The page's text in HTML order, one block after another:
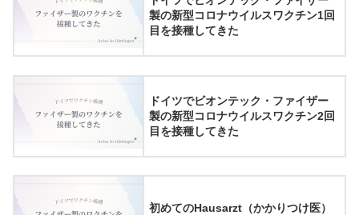
製の新型コロナウイルスワクチン1回
目を接種してきた
ドイツでビオンテック・ファイザー
製の新型コロナウイルスワクチン2回
目を接種してきた
初めてのHausarzt（かかりつけ医）